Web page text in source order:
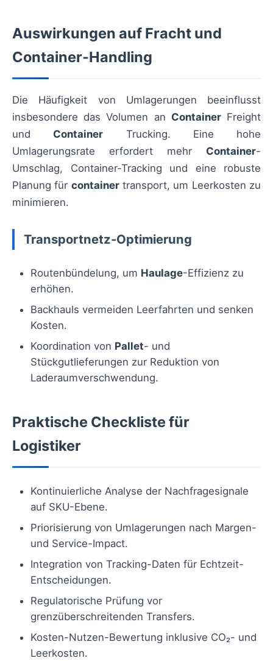
Auswirkungen auf Fracht und
Container-Handling
Die Häufigkeit von Umlagerungen beeinflusst
insbesondere das Volumen an ContainerFreight
und Container Trucking. Eine hohe
Umlagerungsrate erfordert mehr Container-
Umschlag, Container-Tracking und eine robuste
Planung für containertransport, um Leerkosten zu
minimieren.
Transportnetz-Optimierung
Routenbündelung, um Haulage-Effizienz zu
erhöhen.
Backhauls vermeiden Leerfahrten und senken
Kosten.
Koordination von Pallet- und
Stückgutlieferungen zur Reduktion von
Laderaumverschwendung.
Praktische Checkliste für
Logistiker
Kontinuierliche Analyse der Nachfragesignale
auf SKU-Ebene.
Priorisierung von Umlagerungen nach Margen-
und Service-Impact.
Integration von Tracking-Daten für Echtzeit-
Entscheidungen.
Regulatorische Prüfung vor
grenzüberschreitenden Transfers.
Kosten-Nutzen-Bewertung inklusive CO₂- und
Leerkosten.